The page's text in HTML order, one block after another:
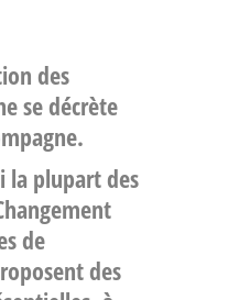
des
se décrète
la plupart des
de
des